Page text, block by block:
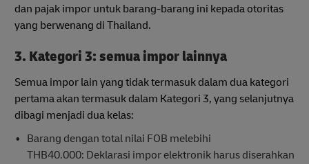
dan pajak impor untuk barang-barang ini kepada otoritas
yang berwenang di Thailand.
3. Kategori 3: semua impor lainnya
Semua impor lain yang tidak termasuk dalam dua kategori
pertama akan termasuk dalam Kategori 3, yang selanjutnya
dibagi menjadi dua kelas:
Barang dengan total nilai FOB melebihi
THB40.000: Deklarasi impor elektronik harus diserahkan